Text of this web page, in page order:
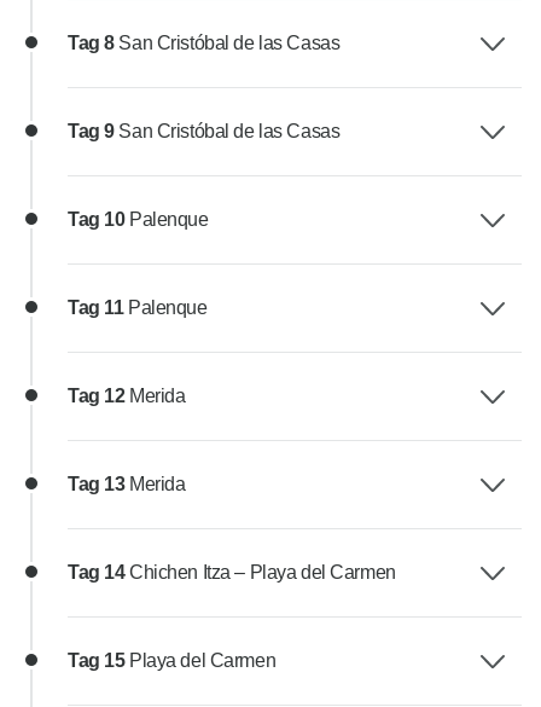
Tag 8 San Cristóbal de las Casas
Tag 9 San Cristóbal de las Casas
Tag 10 Palenque
Tag 11 Palenque
Tag 12 Merida
Tag 13 Merida
Tag 14Chichen Itza – Playa del Carmen
Tag 15 Playa del Carmen